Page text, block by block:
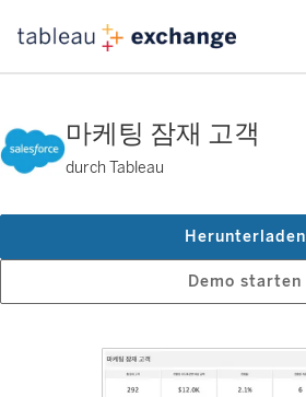
마케팅 잠재 고객
durch Tableau
Demo starten
Herunterladen